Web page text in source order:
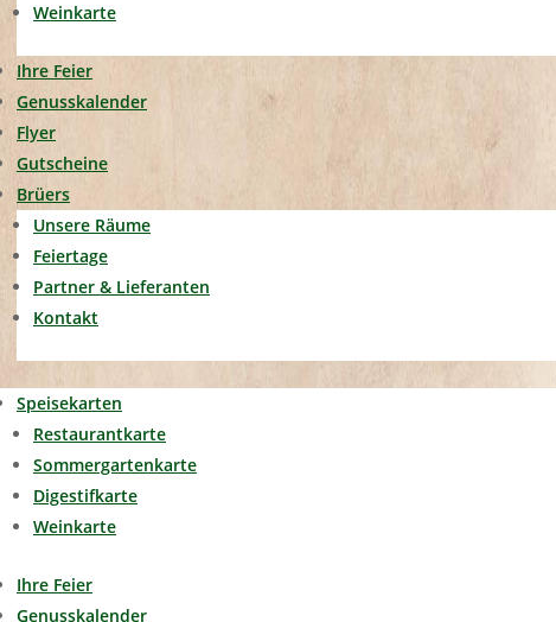
Weinkarte
Ihre Feier
Genusskalender
Flyer
Gutscheine
Brüers
Unsere Räume
Feiertage
Partner & Lieferanten
Kontakt
Speisekarten
Restaurantkarte
Sommergartenkarte
Digestifkarte
Weinkarte
Ihre Feier
Genusskalender